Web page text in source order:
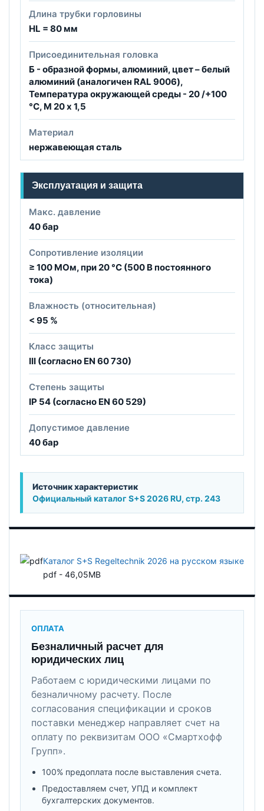
Длина трубки горловины
HL = 80 мм
Присоединительная головка
Б - образной формы, алюминий, цвет – белый
алюминий (аналогичен RAL 9006),
Температура окружающей среды - 20 /+100
°C, М 20 x 1,5
Материал
нержавеющая сталь
Эксплуатация и защита
Макс. давление
40 бар
Сопротивление изоляции
≥ 100 МОм, при 20 °C (500 В постоянного
тока)
Влажность (относительная)
< 95 %
Класс защиты
III (согласно EN 60 730)
Степень защиты
IP 54 (согласно EN 60 529)
Допустимое давление
40 бар
Источник характеристик
Официальный каталог S+S 2026 RU, стр. 243
Каталог S+S Regeltechnik 2026 на русском языке
pdf - 46,05MB
ОПЛАТА
Безналичный расчет для
юридических лиц
Работаем с юридическими лицами по
безналичному расчету. После
согласования спецификации и сроков
поставки менеджер направляет счет на
оплату по реквизитам ООО «Смартхофф
Групп».
100% предоплата после выставления счета.
Предоставляем счет, УПД и комплект
бухгалтерских документов.